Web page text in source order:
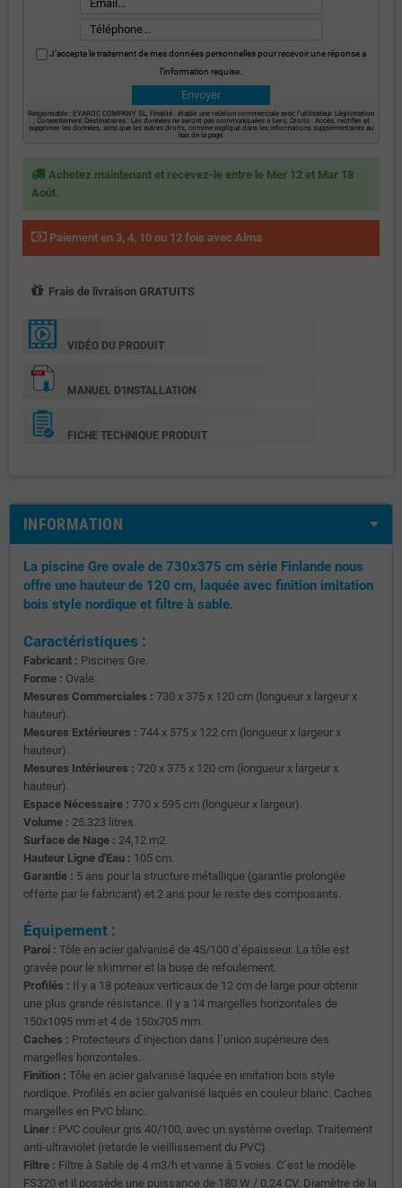
J’accepte le traitement de mes données personnelles pour recevoir une réponse a
l’information requise.
Responsable : EYAROC COMPANY SL, Finalité : établir une relation commerciale avec l’utilisateur. Légitimation
: Consentement Destinataires : Les données ne seront pas communiquées a tiers, Droits : Accès, rectifier et
supprimer les données, ainsi que les autres droits, comme expliqué dans les informations supplémentaires au
bas de la page.
Achetez maintenant et recevez-le entre le Mer 12 et Mar 18
Août.
Paiement en 3, 4, 10 ou 12 fois avec Alma
Frais de livraison GRATUITS
VIDÉO DU PRODUIT
MANUEL D'INSTALLATION
FICHE TECHNIQUE PRODUIT
INFORMATION
La piscine Gre ovale de 730x375 cm série Finlande nous
offre une hauteur de 120 cm, laquée avec finition imitation
bois style nordique et filtre à sable.
Caractéristiques :
Fabricant : Piscines Gre.
Forme : Ovale.
Mesures Commerciales : 730 x 375 x 120 cm (longueur x largeur x
hauteur).
Mesures Extérieures : 744 x 575 x 122 cm (longueur x largeur x
hauteur).
Mesures Intérieures : 720 x 375 x 120 cm (longueur x largeur x
hauteur).
Espace Nécessaire : 770 x 595 cm (longueur x largeur).
Volume : 25.323 litres.
Surface de Nage : 24,12 m2.
Hauteur Ligne d'Eau : 105 cm.
Garantie : 5 ans pour la structure métallique (garantie prolongée
offerte par le fabricant) et 2 ans pour le reste des composants.
Équipement :
Paroi : Tôle en acier galvanisé de 45/100 d`épaisseur. La tôle est
gravée pour le skimmer et la buse de refoulement.
Profilés : Il y a 18 poteaux verticaux de 12 cm de large pour obtenir
une plus grande résistance. Il y a 14 margelles horizontales de
150x1095 mm et 4 de 150x705 mm.
Caches : Protecteurs d`injection dans l`union supérieure des
margelles horizontales.
Finition : Tôle en acier galvanisé laquée en imitation bois style
nordique. Profilés en acier galvanisé laqués en couleur blanc. Caches
margelles en PVC blanc.
Liner : PVC couleur gris 40/100, avec un système overlap. Traitement
anti-ultraviolet (retarde le vieillissement du PVC).
Filtre : Filtre à Sable de 4 m3/h et vanne à 5 voies. C`est le modèle
FS320 et il possède une puissance de 180 W / 0,24 CV. Diamètre de la